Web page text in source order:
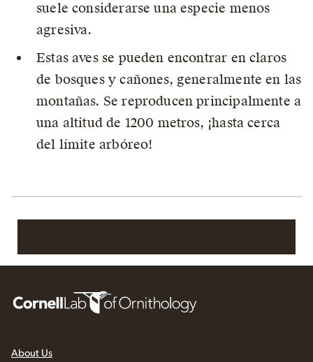
suele considerarse una especie menos
agresiva.
Estas aves se pueden encontrar en claros
de bosques y cañones, generalmente en las
montañas. Se reproducen principalmente a
una altitud de 1200 metros, ¡hasta cerca
del límite arbóreo!
About Us